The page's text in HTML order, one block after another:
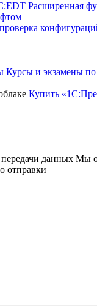
Расширенная
Курсы и экзамены
Купить
данных Мы
отправки